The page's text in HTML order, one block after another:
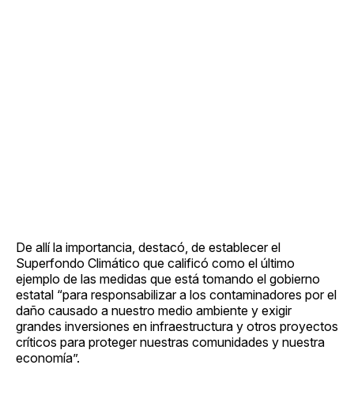
De allí la importancia, destacó, de establecer el
Superfondo Climático que calificó como el último
ejemplo de las medidas que está tomando el gobierno
estatal “para responsabilizar a los contaminadores por el
daño causado a nuestro medio ambiente y exigir
grandes inversiones en infraestructura y otros proyectos
críticos para proteger nuestras comunidades y nuestra
economía”.